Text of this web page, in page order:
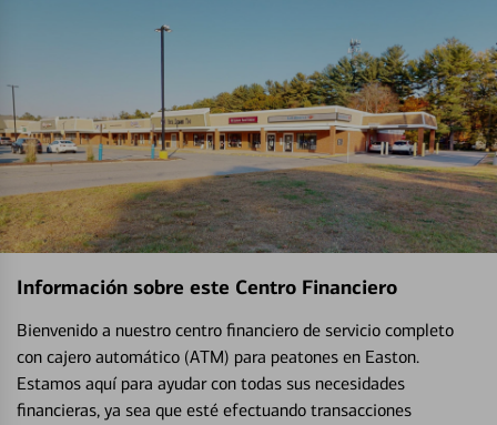
Información sobre este Centro Financiero
Bienvenido a nuestro centro financiero de servicio completo
con cajero automático (ATM) para peatones en Easton.
Estamos aquí para ayudar con todas sus necesidades
financieras, ya sea que esté efectuando transacciones